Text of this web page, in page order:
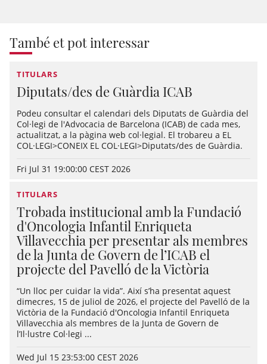
També et pot interessar
TITULARS
Diputats/des de Guàrdia ICAB
Podeu consultar el calendari dels Diputats de Guàrdia del
Col·legi de l'Advocacia de Barcelona (ICAB) de cada mes,
actualitzat, a la pàgina web col·legial. El trobareu a EL
COL·LEGI>CONEIX EL COL·LEGI>Diputats/des de Guàrdia.
Fri Jul 31 19:00:00 CEST 2026
TITULARS
Trobada institucional amb la Fundació
d'Oncologia Infantil Enriqueta
Villavecchia per presentar als membres
de la Junta de Govern de l’ICAB el
projecte del Pavelló de la Victòria
“Un lloc per cuidar la vida”. Així s’ha presentat aquest
dimecres, 15 de juliol de 2026, el projecte del Pavelló de la
Victòria de la Fundació d'Oncologia Infantil Enriqueta
Villavecchia als membres de la Junta de Govern de
l’Il·lustre Col·legi ...
Wed Jul 15 23:53:00 CEST 2026